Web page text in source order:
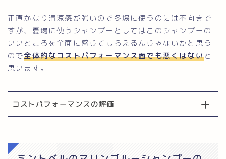
正直かなり清涼感が強いので冬場に使うのには不向きで
すが、夏場に使うシャンプーとしてはこのシャンプーの
いいところを全面に感じてもらえるんじゃないかと思う
ので全体的なコストパフォーマンス面でも悪くはないと
思います。
コストパフォーマンスの評価